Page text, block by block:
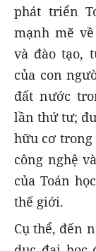
phát triển
mạnh mẽ
và đào tạo,
của con
đất nước
lần thứ tư;
hữu cơ trong
công nghệ
của Toán
thế giới.
Cụ thể, đến